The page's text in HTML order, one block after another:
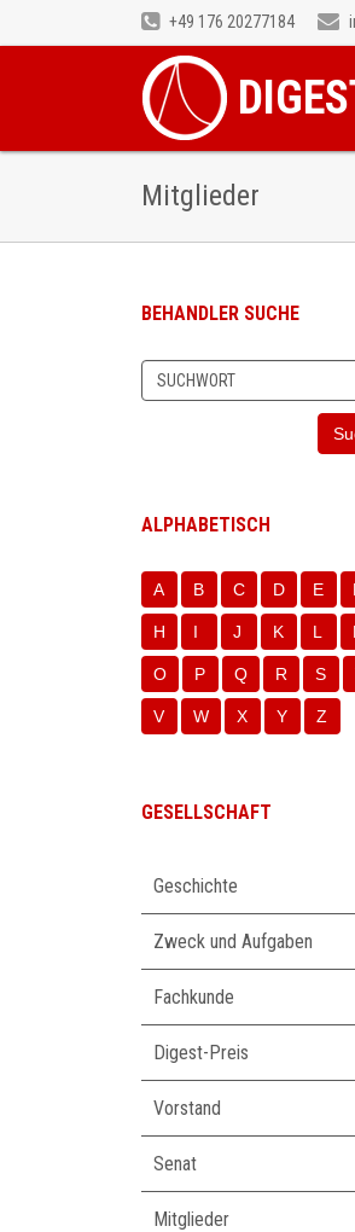
+49 176 20277184
Mitglieder
BEHANDLER SUCHE
ALPHABETISCH
A B C D E
H I J K L
O P Q R S
V W X Y Z
GESELLSCHAFT
überspringen
Geschichte
Zweck und Aufgaben
Fachkunde
Digest-Preis
Vorstand
Senat
Mitglieder